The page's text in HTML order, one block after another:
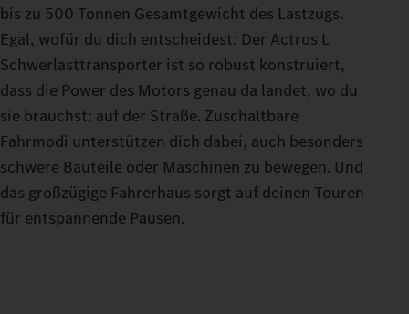
bis zu 500 Tonnen Gesamtgewicht des Lastzugs.
Egal, wofür du dich entscheidest: Der Actros L
Schwerlasttransporter ist so robust konstruiert,
dass die Power des Motors genau da landet, wo du
sie brauchst: auf der Straße. Zuschaltbare
Fahrmodi unterstützen dich dabei, auch besonders
schwere Bauteile oder Maschinen zu bewegen. Und
das großzügige Fahrerhaus sorgt auf deinen Touren
für entspannende Pausen.